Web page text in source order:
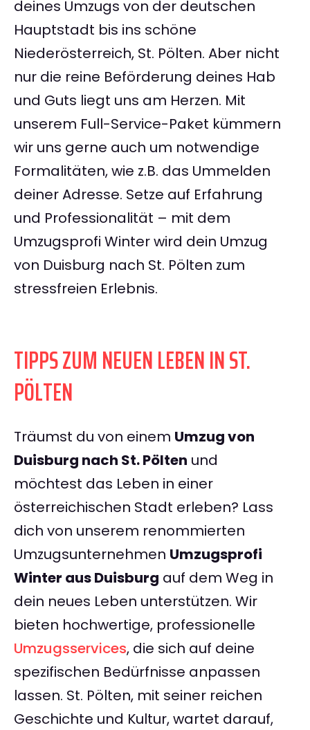
deines Umzugs von der deutschen
Hauptstadt bis ins schöne
Niederösterreich, St. Pölten. Aber nicht
nur die reine Beförderung deines Hab
und Guts liegt uns am Herzen. Mit
unserem Full-Service-Paket kümmern
wir uns gerne auch um notwendige
Formalitäten, wie z.B. das Ummelden
deiner Adresse. Setze auf Erfahrung
und Professionalität – mit dem
Umzugsprofi Winter wird dein Umzug
von Duisburg nach St. Pölten zum
stressfreien Erlebnis.
TIPPS ZUM NEUEN LEBEN IN ST.
PÖLTEN
Träumst du von einem Umzug von
Duisburg nach St. Pölten und
möchtest das Leben in einer
österreichischen Stadt erleben? Lass
dich von unserem renommierten
Umzugsunternehmen Umzugsprofi
Winter aus Duisburg auf dem Weg in
dein neues Leben unterstützen. Wir
bieten hochwertige, professionelle
Umzugsservices, die sich auf deine
spezifischen Bedürfnisse anpassen
lassen. St. Pölten, mit seiner reichen
Geschichte und Kultur, wartet darauf,